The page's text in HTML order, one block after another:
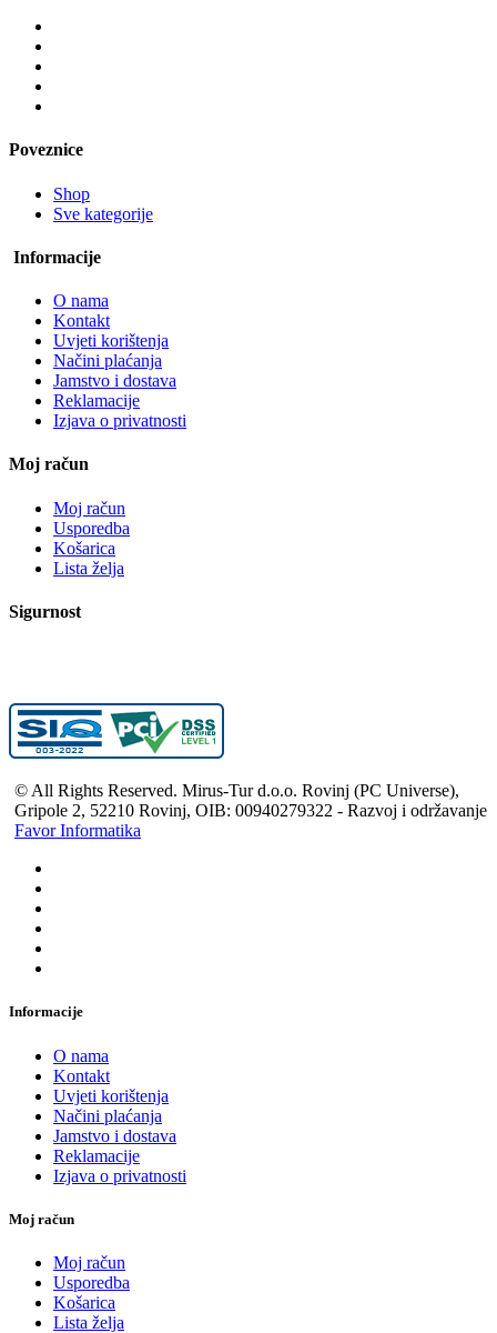
Poveznice
Shop
Sve kategorije
Informacije
O nama
Kontakt
Uvjeti korištenja
Načini plaćanja
Jamstvo i dostava
Reklamacije
Izjava o privatnosti
Moj račun
Moj račun
Usporedba
Košarica
Lista želja
Sigurnost
© All Rights Reserved. Mirus-Tur d.o.o. Rovinj (PC Universe),
Gripole 2, 52210 Rovinj, OIB: 00940279322 - Razvoj i održavanje
Favor Informatika
Informacije
O nama
Kontakt
Uvjeti korištenja
Načini plaćanja
Jamstvo i dostava
Reklamacije
Izjava o privatnosti
Moj račun
Moj račun
Usporedba
Košarica
Lista želja